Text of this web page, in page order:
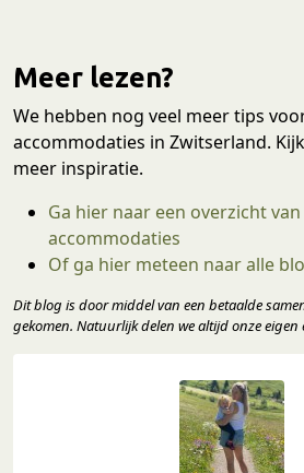
Meer lezen?
We hebben nog veel meer tips
accommodaties in Zwitserland.
meer inspiratie.
Ga hier naar een overzicht van
accommodaties
Of ga hier meteen naar alle
Dit blog is door middel van een betaalde
gekomen. Natuurlijk delen we altijd onze eigen